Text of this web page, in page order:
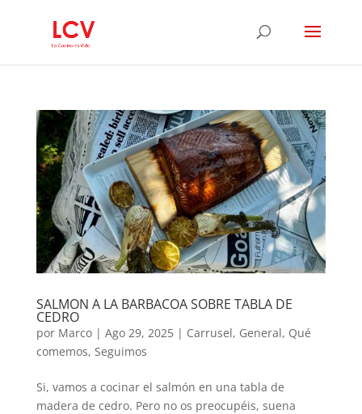
SALMON A LA BARBACOA SOBRE TABLA DE
CEDRO
por Marco| Ago 29, 2025| Carrusel, General, Qué
comemos, Seguimos
Si, vamos a cocinar el salmón en una tabla de
madera de cedro. Pero no os preocupéis, suena